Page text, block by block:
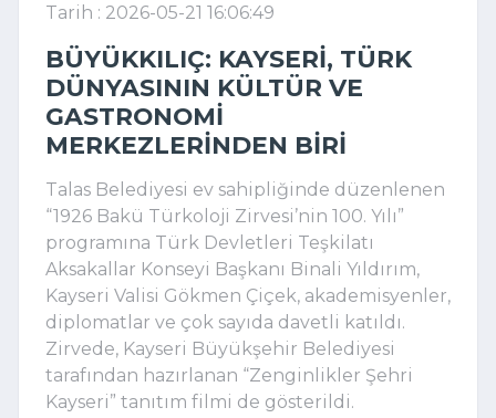
Tarih : 2026-05-21 16:06:49
BÜYÜKKILIÇ: KAYSERI, TÜRK
DÜNYASININ KÜLTÜR VE
GASTRONOMI
MERKEZLERINDEN BIRI
Talas Belediyesi ev sahipliğinde düzenlenen
“1926 Bakü Türkoloji Zirvesi’nin 100. Yılı”
programına Türk Devletleri Teşkilatı
Aksakallar Konseyi Başkanı Binali Yıldırım,
Kayseri Valisi Gökmen Çiçek, akademisyenler,
diplomatlar ve çok sayıda davetli katıldı.
Zirvede, Kayseri Büyükşehir Belediyesi
tarafından hazırlanan “Zenginlikler Şehri
Kayseri” tanıtım filmi de gösterildi.